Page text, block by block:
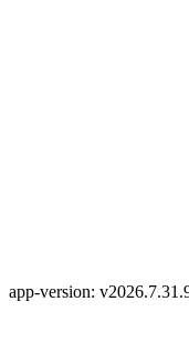
app-version: